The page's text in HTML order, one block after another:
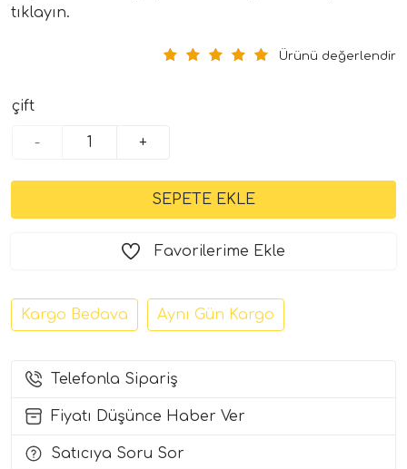
Modelleri
Setleri)
tıklayın.
Ürünü değerlendir
çift
- +
Favorilerime Ekle
Kargo Bedava Aynı Gün Kargo
Telefonla Sipariş
Fiyatı Düşünce Haber Ver
Satıcıya Soru Sor